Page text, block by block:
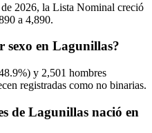
2026, la Lista Nominal creció
a 4,890.
sexo en Lagunillas?
) y 2,501 hombres
registradas como no binarias.
de Lagunillas nació en